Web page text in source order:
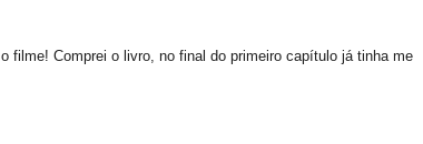
filme! Comprei o livro, no final do primeiro capítulo já tinha me